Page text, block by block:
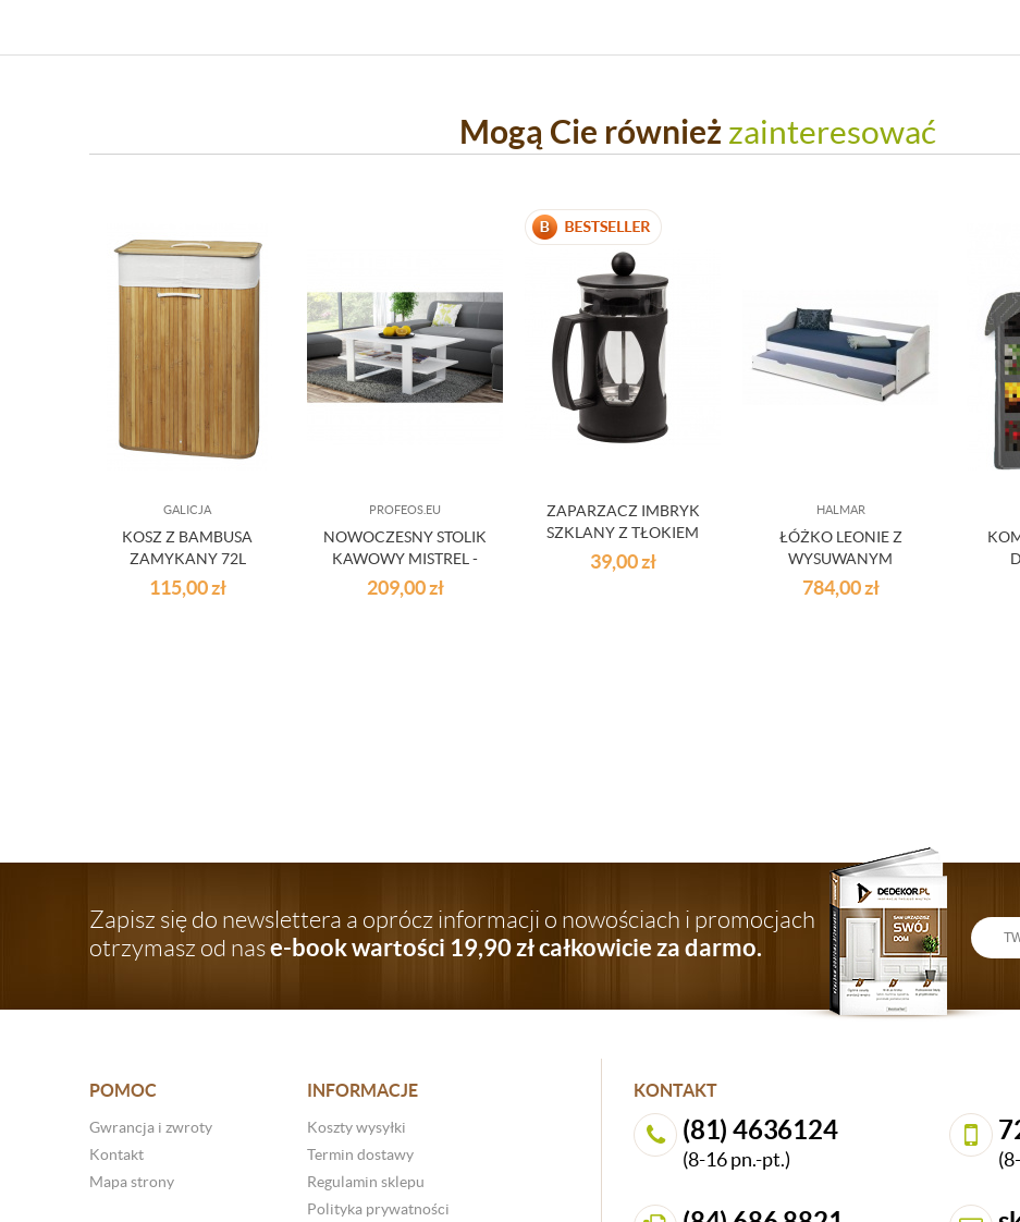
Mogą Cie również zainteresować
GALICJA
KOSZ Z BAMBUSA
ZAMYKANY 72L
115,00zł
PROFEOS.EU
NOWOCZESNY STOLIK
KAWOWY MISTREL -
BIAŁY
209,00zł
ZAPARZACZ IMBRYK
SZKLANY Z TŁOKIEM
DO ZAPARZANIA KAWY
HERBATY ZIÓŁ 0,6 L
39,00zł
HALMAR
ŁÓŻKO LEONIE Z
WYSUWANYM
MATERACEM
784,00zł
Zapisz się do newslettera a oprócz informacji o nowościach i promocjach
otrzymasz od nase-book wartości 19,90 zł całkowicie za darmo.
POMOC
Gwrancja i zwroty
Kontakt
Mapa strony
INFORMACJE
Koszty wysyłki
Termin dostawy
Regulamin sklepu
Polityka prywatności
KONTAKT
(81) 4636124
(8-16 pn.-pt.)